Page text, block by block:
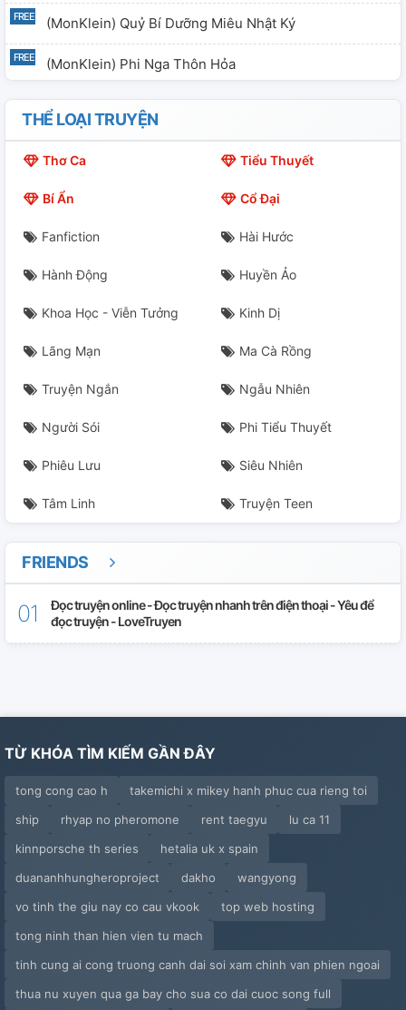
(MonKlein) Quỷ Bí Dưỡng Miêu Nhật Ký
(MonKlein) Phi Nga Thôn Hỏa
(MonKlein) Ngu Giả Tiên Sinh Thời Không Du Hí
(MonKlein) Ngu Giả Tiên Sinh Thời Không Du Hí 2
(MonKlein) Quỷ Bí Chi Chủ, Nhưng Toàn Bộ Xoay
Ngược Lại
(MonKlein) Chuẩn Bị Ngủ + Mười Ngày Đàm Luận
(MonKleinMon) Danh Sách Bên Trên 2
Mỹ Kết Cục À
(KleinMon) Dưỡng Thành Hệ Thời Thiên Sứ Là Dự Trữ
Lương
(KleinMon) Người Yêu Đóng Vai Pháp
Nhiên Gặp Bạn Trai Cũ
THỂ LOẠI TRUYỆN
Thơ Ca Tiểu Thuyết
Bí Ẩn Cổ Đại
Fanfiction Hài Hước
Hành Động Huyền Ảo
Khoa Học - Viễn Tưởng Kinh Dị
Lãng Mạn Ma Cà Rồng
Truyện Ngắn Ngẫu Nhiên
Người Sói Phi Tiểu Thuyết
Phiêu Lưu Siêu Nhiên
Tâm Linh Truyện Teen
FRIENDS
Đọc truyện online - Đọc truyện nhanh trên điện thoại - Yêu để
đọc truyện - LoveTruyen
TỪ KHÓA TÌM KIẾM GẦN ĐÂY
tong cong cao h
takemichi x mikey hanh phuc cua rieng toi
ship
rhyap no pheromone rent taegyu
lu ca 11
kinnporsche th series
hetalia uk x spain
duananhhungheroproject
dakho
wangyong
vo tinh the giu nay co cau vkook
top web hosting
tong ninh than hien vien tu mach
tinh cung ai cong truong canh dai soi xam chinh van phien ngoai
thua nu xuyen qua ga bay cho sua co dai cuoc song full